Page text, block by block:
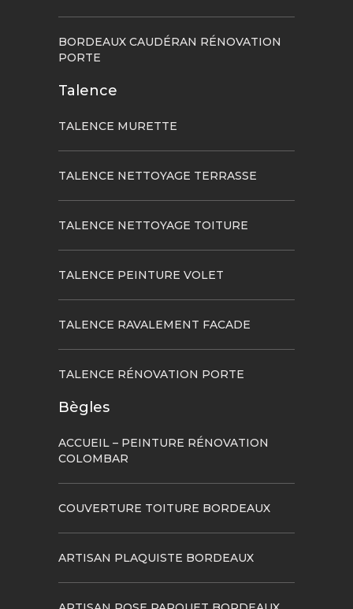
BORDEAUX CAUDÉRAN RÉNOVATION
PORTE
Talence
TALENCE MURETTE
TALENCE NETTOYAGE TERRASSE
TALENCE NETTOYAGE TOITURE
TALENCE PEINTURE VOLET
TALENCE RAVALEMENT FACADE
TALENCE RÉNOVATION PORTE
Bègles
ACCUEIL – PEINTURE RÉNOVATION
COLOMBAR
COUVERTURE TOITURE BORDEAUX
ARTISAN PLAQUISTE BORDEAUX